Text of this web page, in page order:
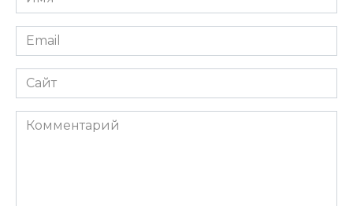
*
Email
*
Сайт
Комментарий